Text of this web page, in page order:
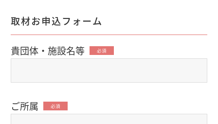
取材お申込フォーム
貴団体・施設名等 必須
ご所属 必須